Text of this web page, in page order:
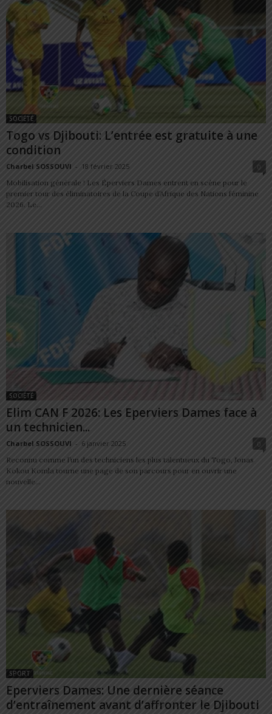
SOCIÉTÉ
Togo vs Djibouti: L’entrée est gratuite à une
condition
Charbel SOSSOUVI - 18 février 2025
0
Mobilisation générale ! Les Éperviers Dames entrent en scène pour le
premier tour des éliminatoires de la Coupe d’Afrique des Nations féminine
2026. Le...
SOCIÉTÉ
Elim CAN F 2026: Les Eperviers Dames face à
un technicien...
Charbel SOSSOUVI - 6 janvier 2025
0
Reconnu comme l’un des techniciens les plus talentueux du Togo, Jonas
Kokou Komla tourne une page de son parcours pour en ouvrir une
nouvelle...
SPORT
Eperviers Dames: Une dernière séance
d’entraînement avant d’affronter le Djibouti